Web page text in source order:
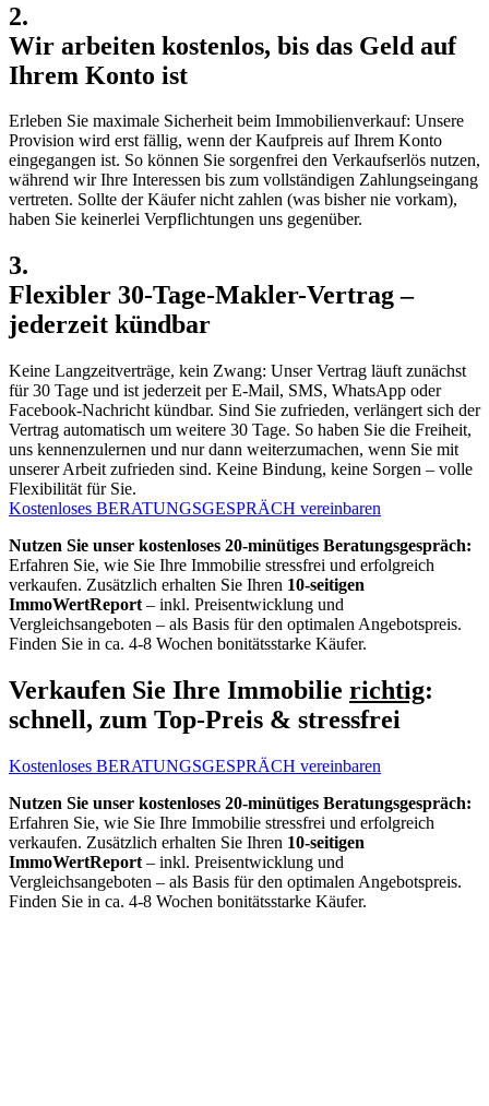
2.
Wir arbeiten kostenlos, bis das Geld auf
Ihrem Konto ist
Erleben Sie maximale Sicherheit beim Immobilienverkauf: Unsere
Provision wird erst fällig, wenn der Kaufpreis auf Ihrem Konto
eingegangen ist. So können Sie sorgenfrei den Verkaufserlös nutzen,
während wir Ihre Interessen bis zum vollständigen Zahlungseingang
vertreten. Sollte der Käufer nicht zahlen (was bisher nie vorkam),
haben Sie keinerlei Verpflichtungen uns gegenüber.
3.
Flexibler 30-Tage-Makler-Vertrag –
jederzeit kündbar
Keine Langzeitverträge, kein Zwang: Unser Vertrag läuft zunächst
für 30 Tage und ist jederzeit per E-Mail, SMS, WhatsApp oder
Facebook-Nachricht kündbar. Sind Sie zufrieden, verlängert sich der
Vertrag automatisch um weitere 30 Tage. So haben Sie die Freiheit,
uns kennenzulernen und nur dann weiterzumachen, wenn Sie mit
unserer Arbeit zufrieden sind. Keine Bindung, keine Sorgen – volle
Flexibilität für Sie.
Kostenloses BERATUNGSGESPRÄCH vereinbaren
Nutzen Sie unser kostenloses 20-minütiges Beratungsgespräch:
Erfahren Sie, wie Sie Ihre Immobilie stressfrei und erfolgreich
verkaufen. Zusätzlich erhalten Sie Ihren 10-seitigen
ImmoWertReport – inkl. Preisentwicklung und
Vergleichsangeboten – als Basis für den optimalen Angebotspreis.
Finden Sie in ca. 4-8 Wochen bonitätsstarke Käufer.
Verkaufen Sie Ihre Immobilie richtig:
schnell, zum Top-Preis & stressfrei
Kostenloses BERATUNGSGESPRÄCH vereinbaren
Nutzen Sie unser kostenloses 20-minütiges Beratungsgespräch:
Erfahren Sie, wie Sie Ihre Immobilie stressfrei und erfolgreich
verkaufen. Zusätzlich erhalten Sie Ihren 10-seitigen
ImmoWertReport – inkl. Preisentwicklung und
Vergleichsangeboten – als Basis für den optimalen Angebotspreis.
Finden Sie in ca. 4-8 Wochen bonitätsstarke Käufer.